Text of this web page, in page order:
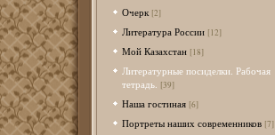
Очерк [2]
Литература России [12]
Мой Казахстан [18]
Литературные посиделки. Рабочая
тетрадь. [39]
Наша гостиная [6]
Портреты наших современников [7]